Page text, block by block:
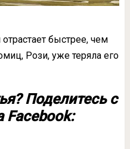
отрастает быстрее, чем
Рози, уже теряла его
Поделитесь с
Facebook: